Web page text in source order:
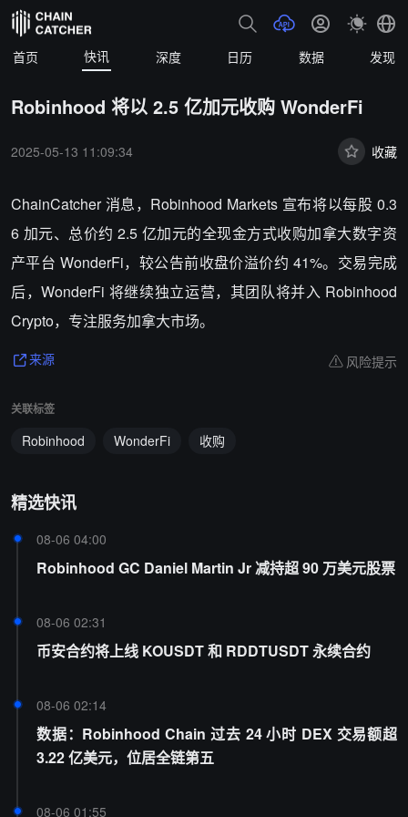
首页 快讯 深度 日历 数据 发现
Robinhood 将以 2.5 亿加元收购 WonderFi
2025-05-13 11:09:34 收藏
ChainCatcher 消息，Robinhood Markets 宣布将以每股 0.3
6 加元、总价约 2.5 亿加元的全现金方式收购加拿大数字资
产平台 WonderFi，较公告前收盘价溢价约 41%。交易完成
后，WonderFi 将继续独立运营，其团队将并入 Robinhood
Crypto，专注服务加拿大市场。
来源 风险提示
关联标签
Robinhood WonderFi 收购
精选快讯
08-06 04:00
Robinhood GC Daniel Martin Jr 减持超 90 万美元股票
08-06 02:31
币安合约将上线 KOUSDT 和 RDDTUSDT 永续合约
08-06 02:14
数据：Robinhood Chain 过去 24 小时 DEX 交易额超
3.22 亿美元，位居全链第五
08-06 01:55